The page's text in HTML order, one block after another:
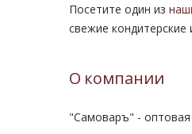
Посетите один из
свежие
О компании
"Самоваръ" - оптовая